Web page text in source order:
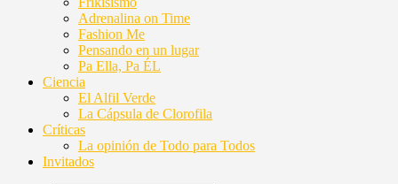
Adrenalina on Time
Fashion Me
Pensando en un lugar
Pa Ella, Pa ÉL
Ciencia
El Alfil Verde
La Cápsula de Clorofila
Críticas
La opinión de Todo para Todos
Invitados